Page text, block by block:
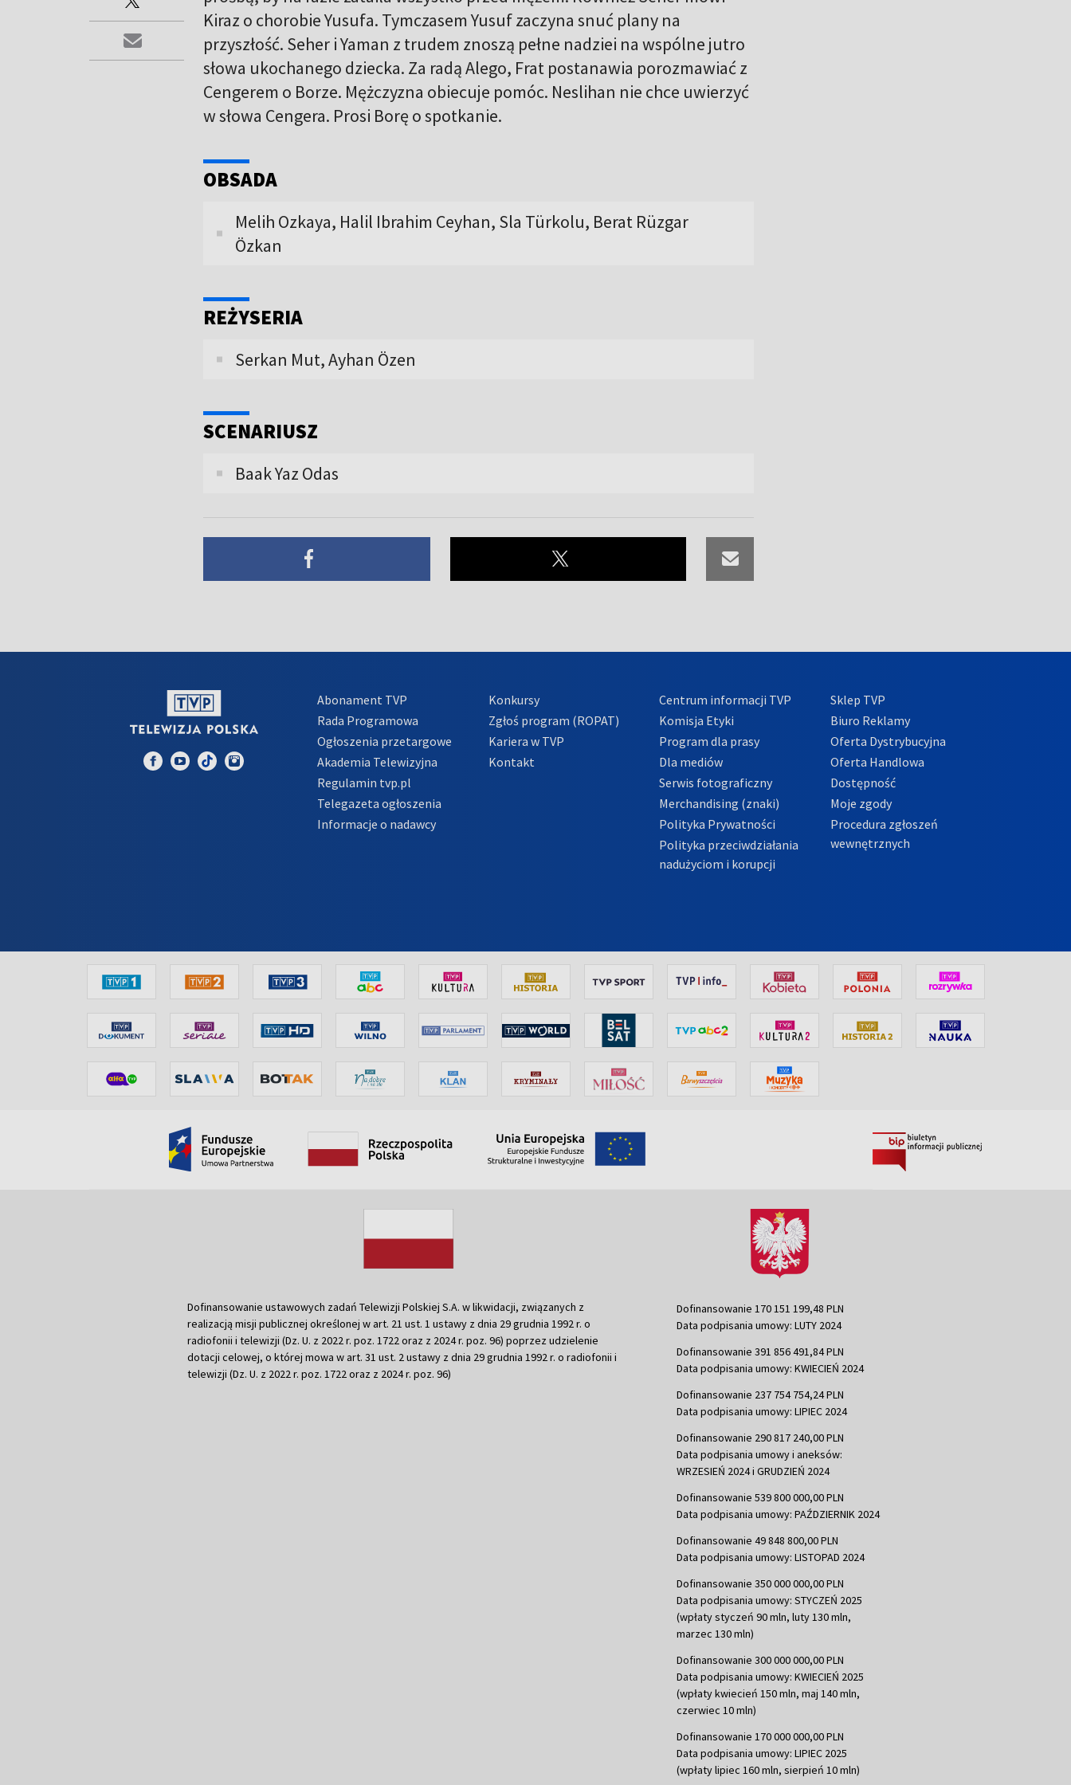
Kiraz o chorobie Yusufa. Tymczasem Yusuf zaczyna snuć plany na
przyszłość. Seher i Yaman z trudem znoszą pełne nadziei na wspólne jutro
słowa ukochanego dziecka. Za radą Alego, Frat postanawia porozmawiać z
Cengerem o Borze. Mężczyzna obiecuje pomóc. Neslihan nie chce uwierzyć
w słowa Cengera. Prosi Borę o spotkanie.
OBSADA
Melih Ozkaya, Halil Ibrahim Ceyhan, Sla Türkolu, Berat Rüzgar
Özkan
REŻYSERIA
Serkan Mut, Ayhan Özen
SCENARIUSZ
Baak Yaz Odas
Abonament TVP
Rada Programowa
Ogłoszenia przetargowe
Akademia Telewizyjna
Regulamin tvp.pl
Telegazeta ogłoszenia
Informacje o nadawcy
Konkursy
Zgłoś program (ROPAT)
Kariera w TVP
Kontakt
Centrum informacji TVP
Komisja Etyki
Program dla prasy
Dla mediów
Serwis fotograficzny
Merchandising (znaki)
Polityka Prywatności
Polityka przeciwdziałania
nadużyciom i korupcji
Sklep TVP
Biuro Reklamy
Oferta Dystrybucyjna
Oferta Handlowa
Dostępność
Moje zgody
Procedura zgłoszeń
wewnętrznych
Dofinansowanie ustawowych zadań Telewizji Polskiej S.A. w likwidacji, związanych z
realizacją misji publicznej określonej w art. 21 ust. 1 ustawy z dnia 29 grudnia 1992 r. o
radiofonii i telewizji (Dz. U. z 2022 r. poz. 1722 oraz z 2024 r. poz. 96) poprzez udzielenie
dotacji celowej, o której mowa w art. 31 ust. 2 ustawy z dnia 29 grudnia 1992 r. o radiofonii i
telewizji (Dz. U. z 2022 r. poz. 1722 oraz z 2024 r. poz. 96)
Dofinansowanie 170 151 199,48 PLN
Data podpisania umowy: LUTY 2024
Dofinansowanie 391 856 491,84 PLN
Data podpisania umowy: KWIECIEŃ 2024
Dofinansowanie 237 754 754,24 PLN
Data podpisania umowy: LIPIEC 2024
Dofinansowanie 290 817 240,00 PLN
Data podpisania umowy i aneksów:
WRZESIEŃ 2024 i GRUDZIEŃ 2024
Dofinansowanie 539 800 000,00 PLN
Data podpisania umowy: PAŹDZIERNIK 2024
Dofinansowanie 49 848 800,00 PLN
Data podpisania umowy: LISTOPAD 2024
Dofinansowanie 350 000 000,00 PLN
Data podpisania umowy: STYCZEŃ 2025
(wpłaty styczeń 90 mln, luty 130 mln,
marzec 130 mln)
Dofinansowanie 300 000 000,00 PLN
Data podpisania umowy: KWIECIEŃ 2025
(wpłaty kwiecień 150 mln, maj 140 mln,
czerwiec 10 mln)
Dofinansowanie 170 000 000,00 PLN
Data podpisania umowy: LIPIEC 2025
(wpłaty lipiec 160 mln, sierpień 10 mln)